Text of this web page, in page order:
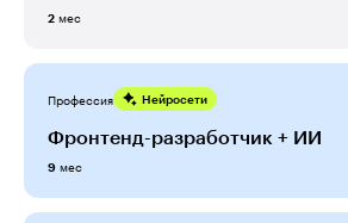
2 мес
Профессия Нейросети
Фронтенд-разработчик + ИИ
9 мес